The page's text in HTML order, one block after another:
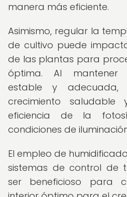
manera más eficiente.
Asimismo, regular la
de cultivo puede
de las plantas para
óptima. Al mantener
estable y adecuada,
crecimiento
eficiencia de la
condiciones de
El empleo de
sistemas de control de
ser beneficioso para